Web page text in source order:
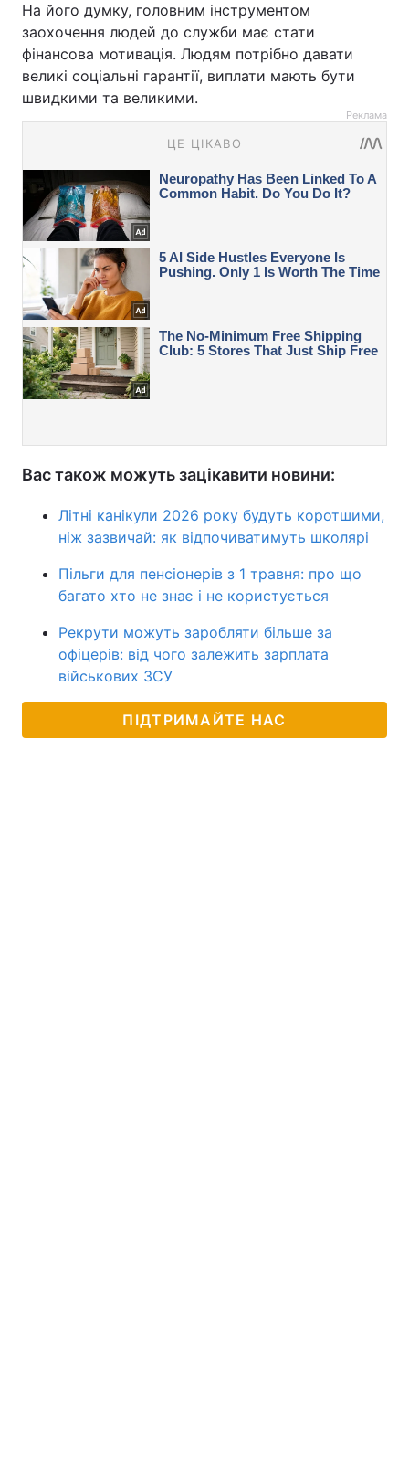
На його думку, головним інструментом
заохочення людей до служби має стати
фінансова мотивація. Людям потрібно давати
великі соціальні гарантії, виплати мають бути
швидкими та великими.
Реклама
Вас також можуть зацікавити новини:
Літні канікули 2026 року будуть коротшими,
ніж зазвичай: як відпочиватимуть школярі
Пільги для пенсіонерів з 1 травня: про що
багато хто не знає і не користується
Рекрути можуть заробляти більше за
офіцерів: від чого залежить зарплата
військових ЗСУ
ПІДТРИМАЙТЕ НАС